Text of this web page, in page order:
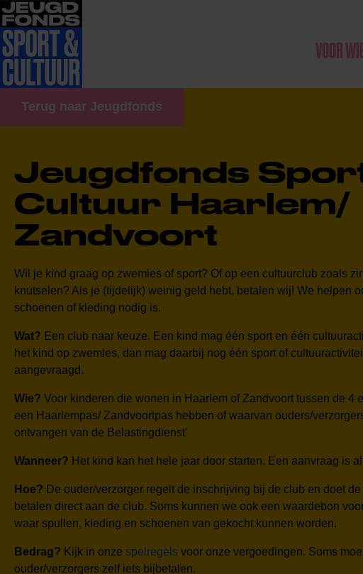
Terug naar Jeugdfonds
VOOR
Jeugdfonds
Cultuur Haarlem/
Zandvoort
Wil je kind graag op zwemles of sport? Of op een cultuurclub zoals
knutselen? Als je (tijdelijk) weinig geld hebt, betalen wij! We helpen
schoenen of kleding nodig is.
Wat? Een club naar keuze. Een kind mag één sport en één
het kind op zwemles, dan mag daarbij nog één sport of
aangevraagd.
Wie? Voor kinderen die wonen in Haarlem of Zandvoort tussen de 4
een Haarlempas/ Zandvoortpas hebben of waarvan ouders/
ontvangen van de Belastingdienst’
Wanneer? Het kind kan het hele jaar door starten. Een aanvraag is
Hoe? De ouder/verzorger regelt de inschrijving bij de club en doet
betalen direct aan de club. Soms kunnen we ook een waardebon
waar spullen, kleding en schoenen van gekocht kunnen worden.
Bedrag? Kijk in onze spelregels voor onze vergoedingen. Soms
ouder/verzorgers zelf iets bijbetalen.